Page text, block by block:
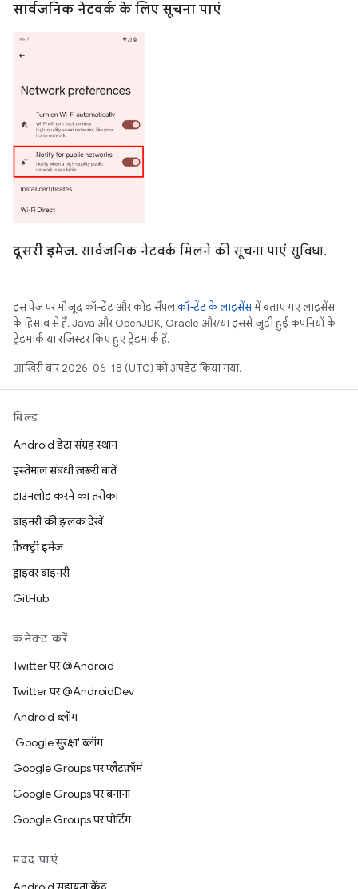
सार्वजनिक नेटवर्क के लिए सूचना पाएं
दूसरी इमेज. सार्वजनिक नेटवर्क मिलने की सूचना पाएं सुविधा.
इस पेज पर मौजूद कॉन्टेंट और कोड सैंपलकॉन्टेंट के लाइसेंसमें बताए गए लाइसेंस
के हिसाब से हैं. Java और OpenJDK, Oracle और/या इससे जुड़ी हुई कंपनियों के
ट्रेडमार्क या रजिस्टर किए हुए ट्रेडमार्क हैं.
आखिरी बार 2026-06-18 (UTC) को अपडेट किया गया.
बिल्ड
Android डेटा संग्रह स्थान
इस्तेमाल संबंधी ज़रूरी बातें
डाउनलोड करने का तरीका
बाइनरी की झलक देखें
फ़ैक्ट्री इमेज
ड्राइवर बाइनरी
GitHub
कनेक्ट करें
Twitter पर @Android
Twitter पर @AndroidDev
Android ब्लॉग
'Google सुरक्षा' ब्लॉग
Google Groups पर प्लैटफ़ॉर्म
Google Groups पर बनाना
Google Groups पर पोर्टिंग
मदद पाएं